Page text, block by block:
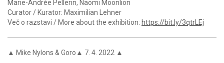
Marie-Andrée Pellerin, Naomi Moonlion
Curator / Kurator: Maximilian Lehner
Več o razstavi / More about the exhibition: https://bit.ly/3qtrLEj
▲ Mike Nylons & Goro▲ 7. 4. 2022 ▲